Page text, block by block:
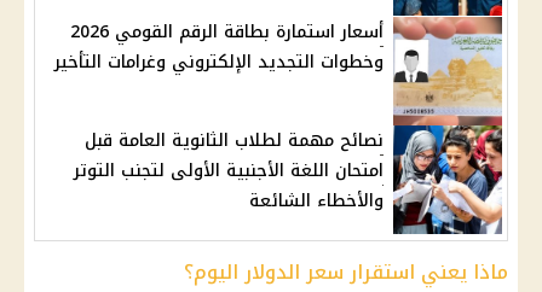
أسعار استمارة بطاقة الرقم القومي 2026
وخطوات التجديد الإلكتروني وغرامات التأخير
نصائح مهمة لطلاب الثانوية العامة قبل
امتحان اللغة الأجنبية الأولى لتجنب التوتر
والأخطاء الشائعة
ماذا يعني استقرار سعر الدولار اليوم؟